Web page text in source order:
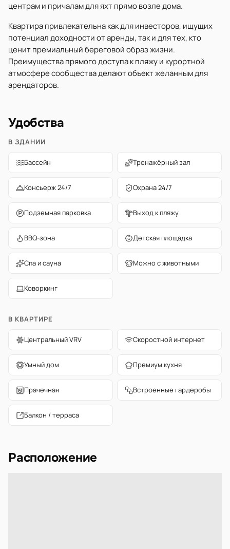
центрам и причалам для яхт прямо возле дома.
Квартира привлекательна как для инвесторов, ищущих
потенциал доходности от аренды, так и для тех, кто
ценит премиальный береговой образ жизни.
Преимущества прямого доступа к пляжу и курортной
атмосфере сообщества делают объект желанным для
арендаторов.
Удобства
В ЗДАНИИ
Бассейн Тренажёрный зал
Консьерж 24/7 Охрана 24/7
Подземная парковка Выход к пляжу
BBQ-зона Детская площадка
Спа и сауна Можно с животными
Коворкинг
В КВАРТИРЕ
Центральный VRV Скоростной интернет
Умный дом Премиум кухня
Прачечная Встроенные гардеробы
Балкон / терраса
Расположение